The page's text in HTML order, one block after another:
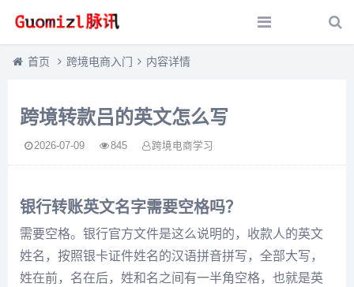
首页 跨境电商入门 内容详情
跨境转款吕的英文怎么写
2026-07-09 845 跨境电商学习
银行转账英文名字需要空格吗？
需要空格。银行官方文件是这么说明的，收款人的英文
姓名，按照银卡证件姓名的汉语拼音拼写，全部大写，
姓在前，名在后，姓和名之间有一半角空格，也就是英